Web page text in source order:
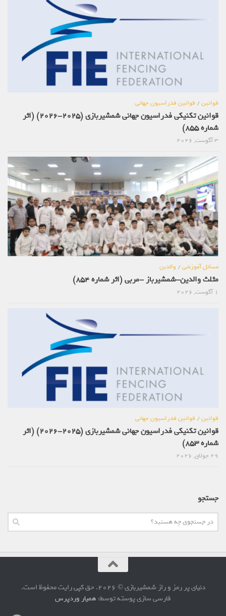
قوانین/قوانین فدراسیون جهانی
قوانین تکنیکی فدراسیون جهانی شمشیربازی (2025-2026) (اثر
شماره 855)
مسائل آموزشی/والدین
مثلث والدین-شمشیرباز -مربی (اثر شماره 854)
قوانین/قوانین فدراسیون جهانی
قوانین تکنیکی فدراسیون جهانی شمشیربازی (2025-2026) (اثر
شماره 853)
جستجو
دنیای پر رمز و راز شمشیربازی © 2026. حق کپی رایت محفوظ است.
فارسی سازی پوسته توسط:همیار وردپرس